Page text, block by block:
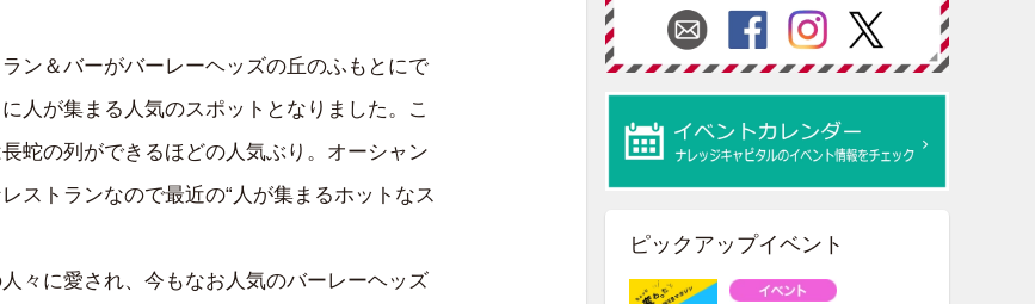
ン＆バーがバーレーヘッズの丘のふもとにで
人が集まる人気のスポットとなりました。こ
蛇の列ができるほどの人気ぶり。オーシャン
ストランなので最近の“人が集まるホットなス
々に愛され、今もなお人気のバーレーヘッズ
ピックアップイベント